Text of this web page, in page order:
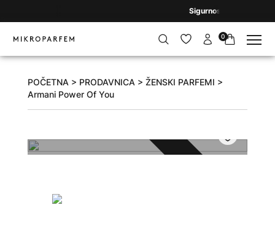
Sigurnost i reputacija
0
POČETNA > PRODAVNICA > ŽENSKI PARFEMI >
Armani Power Of You